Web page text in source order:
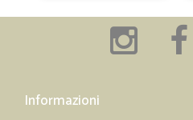
Informazioni